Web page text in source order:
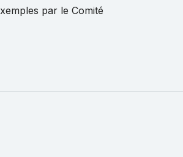
par le Comité